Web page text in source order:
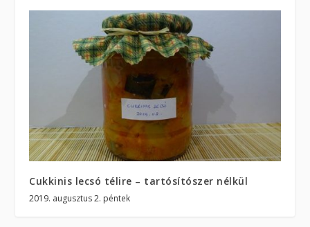
Cukkinis lecsó télire – tartósítószer nélkül
2019. augusztus 2. péntek